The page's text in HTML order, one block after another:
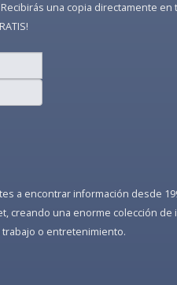
una copia directamente
a encontrar información desde
creando una enorme colección
o entretenimiento.